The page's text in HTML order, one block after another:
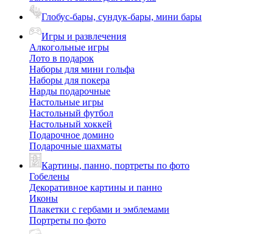
Глобус-бары, сундук-бары, мини бары
Игры и развлечения
Алкогольные игры
Лото в подарок
Наборы для мини гольфа
Наборы для покера
Нарды подарочные
Настольные игры
Настольный футбол
Настольный хоккей
Подарочное домино
Подарочные шахматы
Картины, панно, портреты по фото
Гобелены
Декоративное картины и панно
Иконы
Плакетки с гербами и эмблемами
Портреты по фото